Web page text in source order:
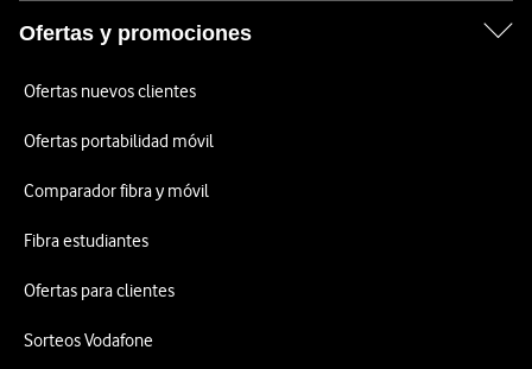
Ofertas y promociones
Ofertas nuevos clientes
Ofertas portabilidad móvil
Comparador fibra y móvil
Fibra estudiantes
Ofertas para clientes
Sorteos Vodafone